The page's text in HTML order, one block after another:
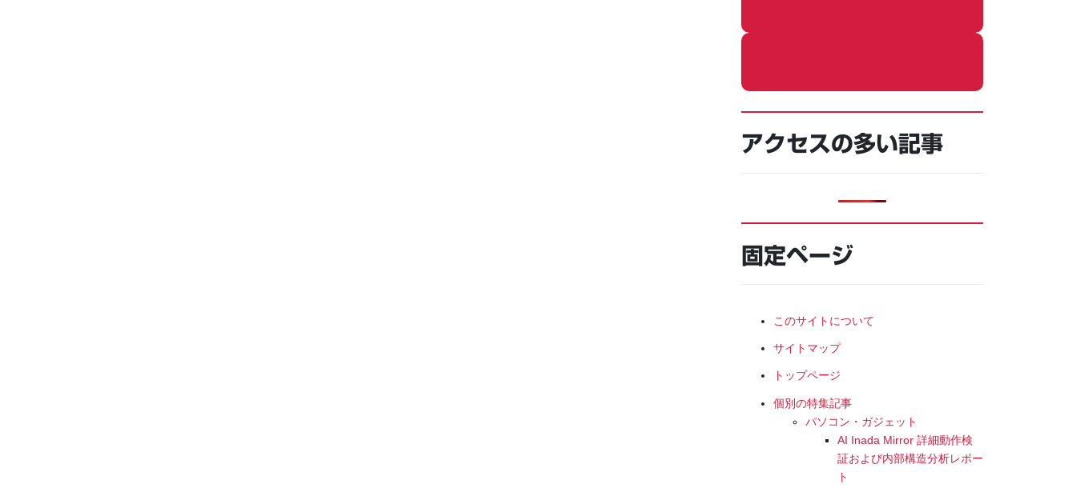
アクセスの多い記事
固定ページ
このサイトについて
サイトマップ
トップページ
個別の特集記事
パソコン・ガジェット
AI Inada Mirror 詳細動作検
証および内部構造分析レポー
ト